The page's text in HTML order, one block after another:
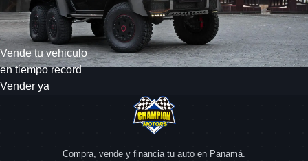
Vende tu vehiculo
en tiempo record
Vender ya
Compra, vende y financia tu auto en Panamá.